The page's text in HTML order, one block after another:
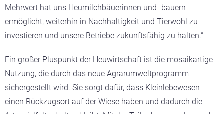
Mehrwert hat uns Heumilchbäuerinnen und -bauern
ermöglicht, weiterhin in Nachhaltigkeit und Tierwohl zu
investieren und unsere Betriebe zukunftsfähig zu halten.“
Ein großer Pluspunkt der Heuwirtschaft ist die mosaikartige
Nutzung, die durch das neue Agrarumweltprogramm
sichergestellt wird. Sie sorgt dafür, dass Kleinlebewesen
einen Rückzugsort auf der Wiese haben und dadurch die